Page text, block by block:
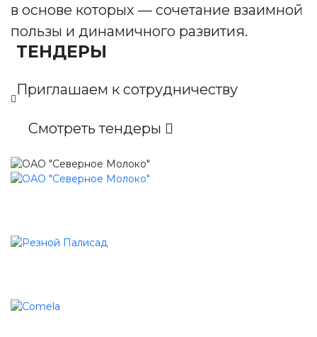
в основе которых — сочетание взаимной
пользы и динамичного развития.
ТЕНДЕРЫ
Приглашаем к сотрудничеству
Смотреть тендеры